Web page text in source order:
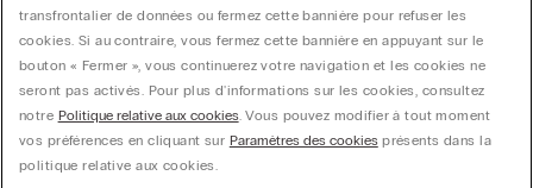
Société
Calzedonia Switzerland AG, Wiesenstrasse 5, CH-8952 Schlieren, CHE-287.459.583,
transfrontalier de données ou fermez cette bannière pour refuser les
cookies. Si au contraire, vous fermez cette bannière en appuyant sur le
bouton « Fermer », vous continuerez votre navigation et les cookies ne
seront pas activés. Pour plus d'informations sur les cookies, consultez
notre Politique relative aux cookies. Vous pouvez modifier à tout moment
vos préférences en cliquant sur Paramètres des cookiesprésents dans la
politique relative aux cookies.